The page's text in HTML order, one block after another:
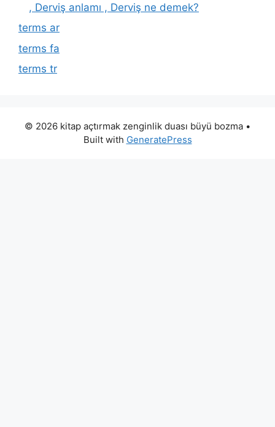
, Derviş anlamı , Derviş ne demek?
terms ar
terms fa
terms tr
© 2026 kitap açtırmak zenginlik duası büyü bozma •
Built with GeneratePress